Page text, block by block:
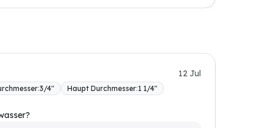
12 Jul
:3/4" Haupt Durchmesser:1 1/4"